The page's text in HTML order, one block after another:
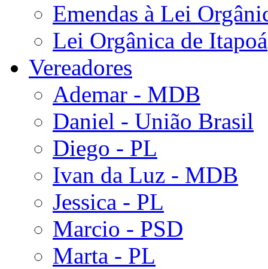
Emendas à Lei
Lei Orgânica de Itapoá
Vereadores
Ademar - MDB
Daniel - União Brasil
Diego - PL
Ivan da Luz - MDB
Jessica - PL
Marcio - PSD
Marta - PL